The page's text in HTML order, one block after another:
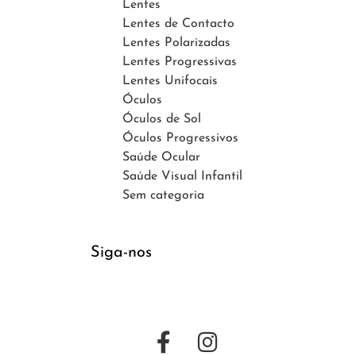
Lentes
Lentes de Contacto
Lentes Polarizadas
Lentes Progressivas
Lentes Unifocais
Óculos
Óculos de Sol
Óculos Progressivos
Saúde Ocular
Saúde Visual Infantil
Sem categoria
Siga-nos